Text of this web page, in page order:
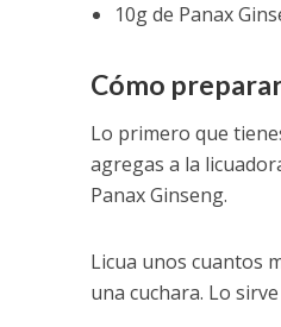
10g de Panax
Cómo
Lo primero que
agregas a la
Panax Ginseng.
Licua unos cuantos
una cuchara. Lo